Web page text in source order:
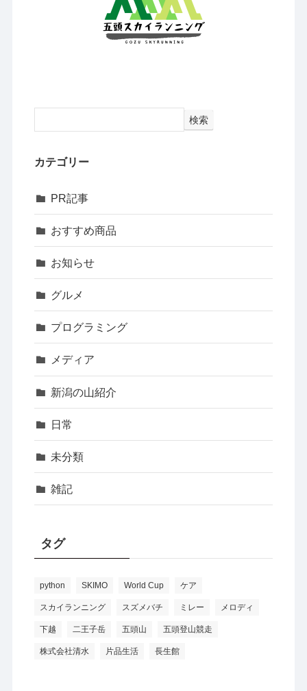
検索
カテゴリー
PR記事
おすすめ商品
お知らせ
グルメ
プログラミング
メディア
新潟の山紹介
日常
未分類
雑記
タグ
python SKIMO World Cup ケア
スカイランニング スズメバチ ミレー メロディ
下越 二王子岳 五頭山 五頭登山競走
株式会社清水 片品生活 長生館